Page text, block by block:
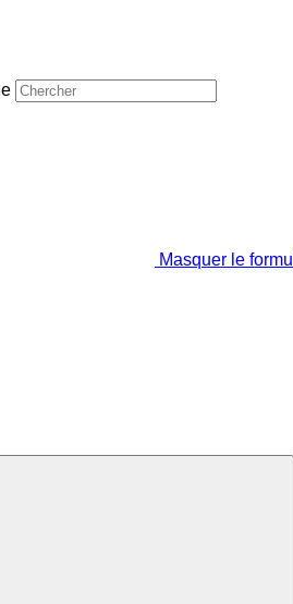
Masquer le